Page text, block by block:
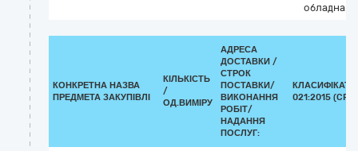
КОНКРЕТНА НАЗВА
ПРЕДМЕТА ЗАКУПІВЛІ
КІЛЬКІСТЬ
/
ОД.ВИМІРУ
АДРЕСА
ДОСТАВКИ /
СТРОК
ПОСТАВКИ/
ВИКОНАННЯ
РОБІТ/
НАДАННЯ
ПОСЛУГ:
021:2015 (CPV)